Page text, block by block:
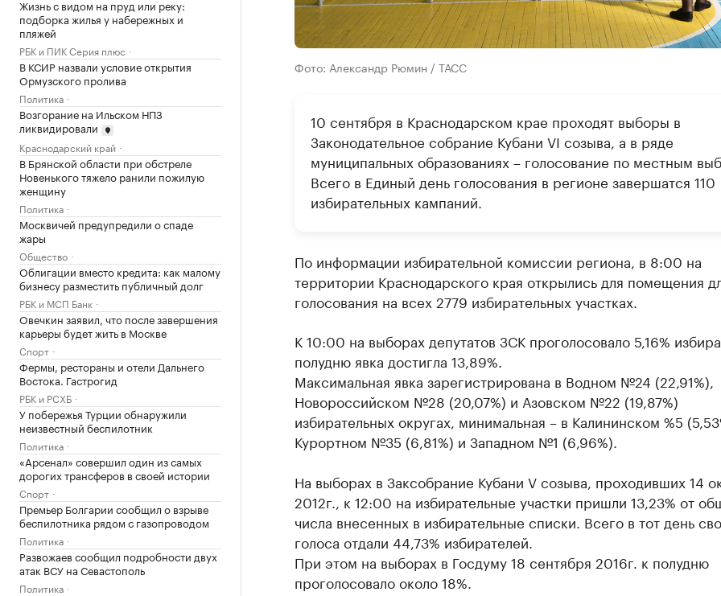
Жизнь с видом на пруд или реку:
подборка жилья у набережных и
пляжей
РБК и ПИК Серия плюс
В КСИР назвали условие открытия
Ормузского пролива
Политика
Возгорание на Ильском НПЗ
ликвидировали
Краснодарский край
В Брянской области при обстреле
Новенького тяжело ранили пожилую
женщину
Политика
Москвичей предупредили о спаде
жары
Общество
Облигации вместо кредита: как малому
бизнесу разместить публичный долг
РБК и МСП Банк
Овечкин заявил, что после завершения
карьеры будет жить в Москве
Спорт
Фермы, рестораны и отели Дальнего
Востока. Гастрогид
РБК и РСХБ
У побережья Турции обнаружили
неизвестный беспилотник
Политика
«Арсенал» совершил один из самых
дорогих трансферов в своей истории
Спорт
Премьер Болгарии сообщил о взрыве
беспилотника рядом с газопроводом
Политика
Развожаев сообщил подробности двух
атак ВСУ на Севастополь
Политика
Фото: Александр Рюмин / ТАСС
10 сентября в Краснодарском крае проходят выборы в
Законодательное собрание Кубани VI созыва, а в ряде
муниципальных образованиях – голосование по местным
Всего в Единый день голосования в регионе завершатся 110
избирательных кампаний.
По информации избирательной комиссии региона, в 8:00 на
территории Краснодарского края открылись для помещения
голосования на всех 2779 избирательных участках.
К 10:00 на выборах депутатов ЗСК проголосовало 5,16%
полудню явка достигла 13,89%.
Максимальная явка зарегистрирована в Водном №24 (22,91%),
Новороссийском №28 (20,07%) и Азовском №22 (19,87%)
избирательных округах, минимальная – в Калининском %5
Курортном №35 (6,81%) и Западном №1 (6,96%).
На выборах в Заксобрание Кубани V созыва, проходивших 14
2012г., к 12:00 на избирательные участки пришли 13,23% от
числа внесенных в избирательные списки. Всего в тот день
голоса отдали 44,73% избирателей.
При этом на выборах в Госдуму 18 сентября 2016г. к полудню
проголосовало около 18%.